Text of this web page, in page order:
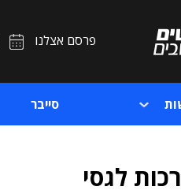
פרסם אצלנו
סייבר
לגסי